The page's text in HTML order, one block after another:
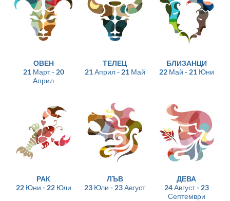
ОВЕН
21 Март - 20
Април
ТЕЛЕЦ
21 Април - 21 Май
БЛИЗАНЦИ
22 Май - 21 Юни
РАК
22 Юни - 22 Юли
ЛЪВ
23 Юли - 23 Август
ДЕВА
24 Август - 23
Септември